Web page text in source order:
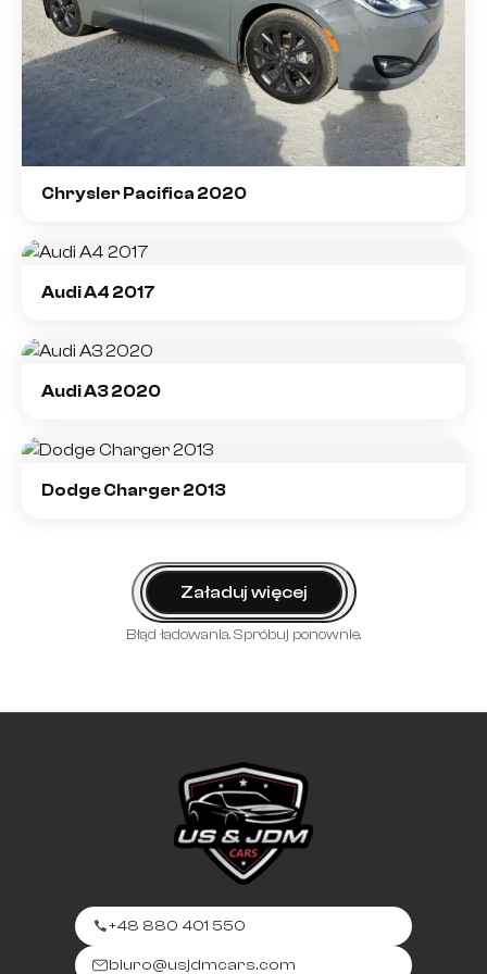
Chrysler Pacifica 2020
Audi A4 2017
Audi A3 2020
Dodge Charger 2013
Załaduj więcej
Błąd ładowania. Spróbuj ponownie.
+48 880 401 550
biuro@usjdmcars.com